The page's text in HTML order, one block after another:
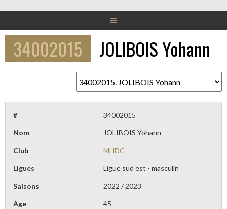
34002015 JOLIBOIS Yohann
# 34002015
Nom JOLIBOIS Yohann
Club MHDC
Ligues Ligue sud est - masculin
Saisons 2022 / 2023
Age 45